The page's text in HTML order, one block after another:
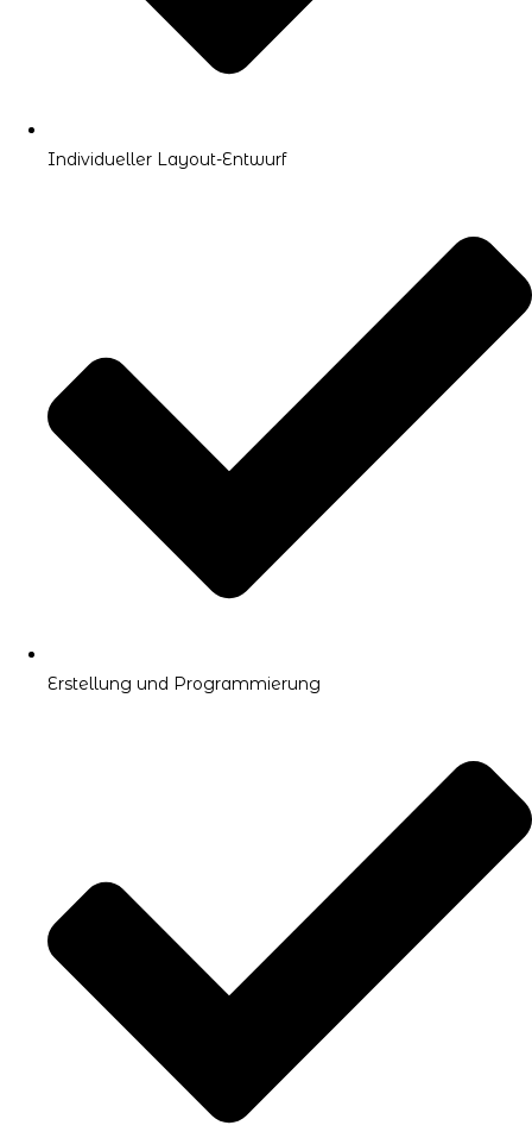
Individueller Layout-Entwurf
Erstellung und Programmierung